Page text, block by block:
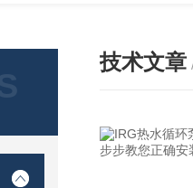
技术文章